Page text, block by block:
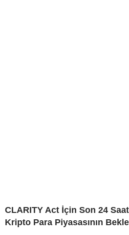
CLARITY Act İçin Son 24
Kripto Para Piyasasının